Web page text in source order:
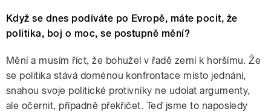
Když se dnes podíváte po Evropě, máte pocit, že
politika, boj o moc, se postupně mění?
Mění a musím říct, že bohužel v řadě zemí k horšímu. Že
se politika stává doménou konfrontace místo jednání,
snahou svoje politické protivníky ne udolat argumenty,
ale očernit, případně překřičet. Teď jsme to naposledy